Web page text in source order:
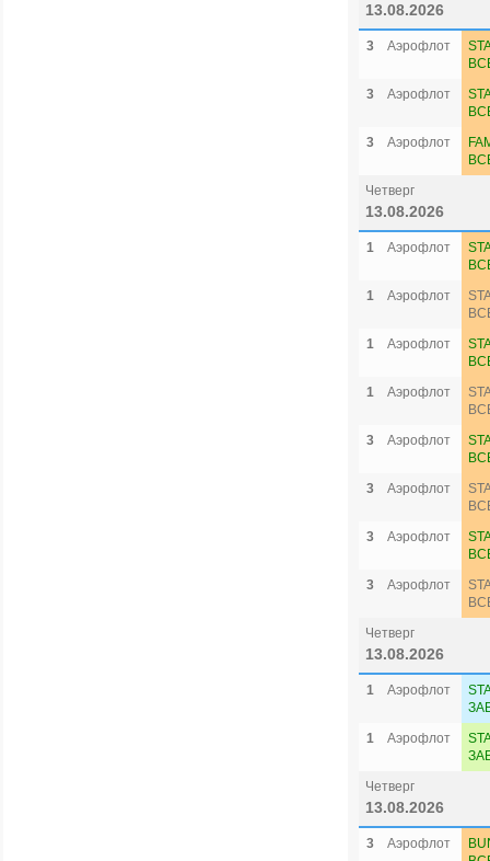
13.08.2026
3 Аэрофлот
3
Аэрофлот
3
Аэрофлот
Четверг
13.08.2026
1 Аэрофлот
1
Аэрофлот
1
Аэрофлот
1
Аэрофлот
3
Аэрофлот
3
Аэрофлот
3
Аэрофлот
3
Аэрофлот
Четверг
13.08.2026
1 Аэрофлот
1
Аэрофлот
Четверг
13.08.2026
3 Аэрофлот